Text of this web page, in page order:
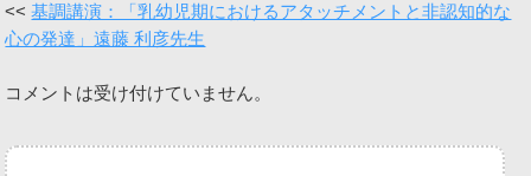
基調講演：「乳幼児期におけるアタッチメントと非認知的な
心の発達」遠藤 利彦先生
コメントは受け付けていません。